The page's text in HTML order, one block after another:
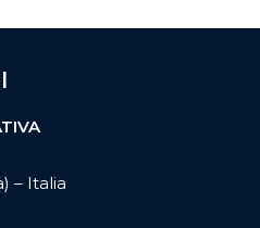
– Italia